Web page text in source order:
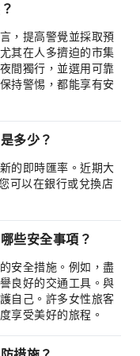
，提高警覺並採取預
其在人多擠迫的市集
間獨行，並選用可靠
持警惕，都能享有安
多少？
的即時匯率。近期大
可以在銀行或兌換店
些安全事項？
安全措施。例如，盡
良好的交通工具。與
自己。許多女性旅客
享受美好的旅程。